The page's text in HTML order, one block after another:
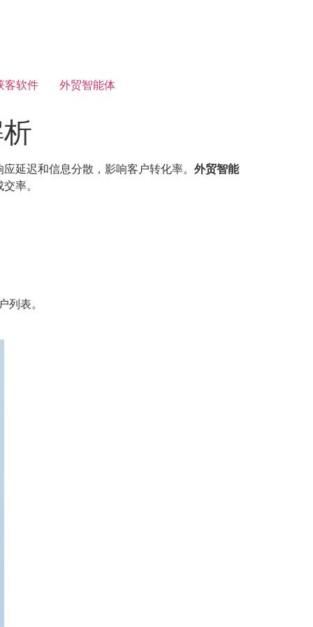
客软件 外贸智能体
延迟和信息分散，影响客户转化率。 外贸智能
率。
表。